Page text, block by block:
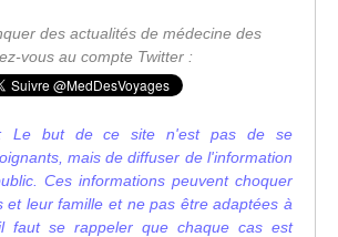
des actualités de médecine des
vous au compte Twitter :
: Le but de ce site n'est pas de se
mais de diffuser de l'information
Ces informations peuvent choquer
et leur famille et ne pas être adaptées à
faut se rappeler que chaque cas est